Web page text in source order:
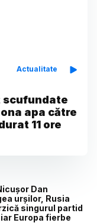
Actualitate
scufundate
apa către
11 ore
Dan
urșilor, Rusia
singurul partid
Europa fierbe